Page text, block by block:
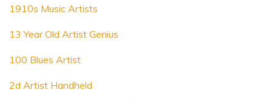
1910s Music Artists
13 Year Old Artist Genius
100 Blues Artist
2d Artist Handheld